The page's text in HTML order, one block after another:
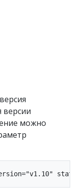
версии
можно